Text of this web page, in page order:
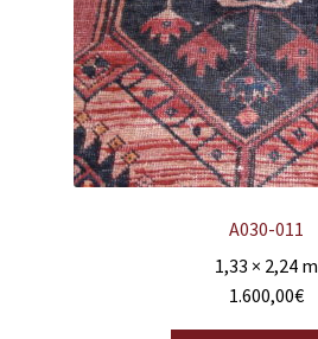
A030-011
1,33 × 2,24 m
1.600,00€